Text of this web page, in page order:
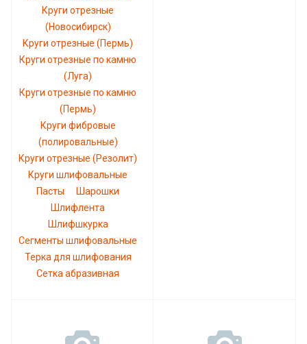
Круги отрезные
(Новосибирск)
Круги отрезные (Пермь)
Круги отрезные по камню
(Луга)
Круги отрезные по камню
(Пермь)
Круги фибровые
(полировальные)
Круги отрезные (Резолит)
Круги шлифовальные
Пасты
Шарошки
Шлифлента
Шлифшкурка
Сегменты шлифовальные
Терка для шлифования
Сетка абразивная